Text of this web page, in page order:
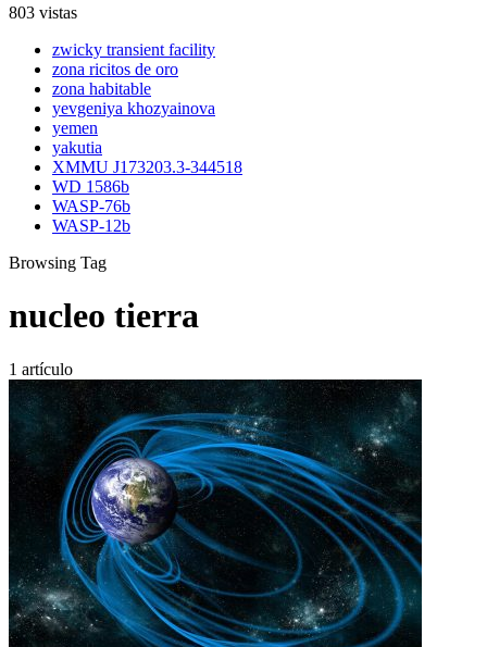
803 vistas
zwicky transient facility
zona ricitos de oro
zona habitable
yevgeniya khozyainova
yemen
yakutia
XMMU J173203.3-344518
WD 1586b
WASP-76b
WASP-12b
Browsing Tag
nucleo tierra
1 artículo